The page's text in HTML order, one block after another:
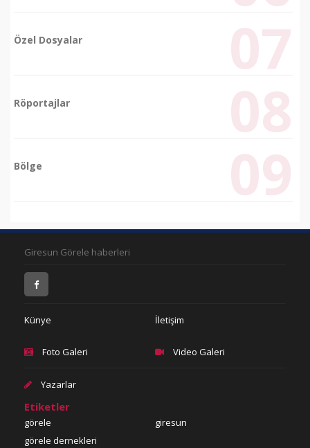
Özel Dosyalar
Röportajlar
Bölge
Giresun Görele haberleri
Künye İletişim
Foto Galeri Video Galeri
Yazarlar
Etiketler
görele
giresun
görele dernekleri